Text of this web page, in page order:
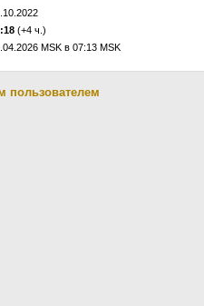
(+4 ч.)
MSK в 07:13 MSK
пользователем